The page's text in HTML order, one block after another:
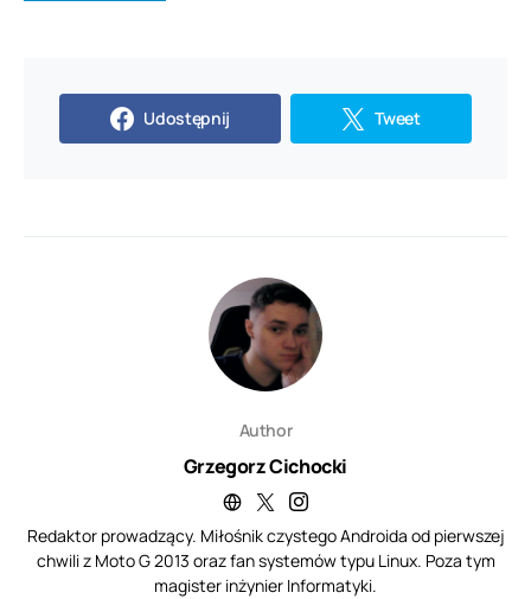
Udostępnij Tweet
Author
Grzegorz Cichocki
Redaktor prowadzący. Miłośnik czystego Androida od pierwszej
chwili z Moto G 2013 oraz fan systemów typu Linux. Poza tym
magister inżynier Informatyki.